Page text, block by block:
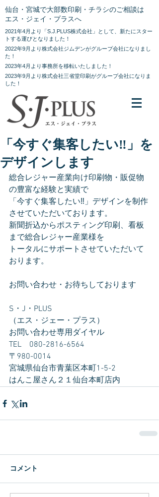
仙台・宮城で大部数印刷・チラシのご相談は
エス・ジェイ・プラスへ
2021年4月より「S.J.PLUS株式会社」として、新たにスター
トする運びとなりました！
2022年9月より株式会社ジムデンがグループ会社になりまし
た！
2023年4月より事務所を移転いたしました！
2023年9月より株式会社三省堂印刷がグループ会社になりま
した！
「今すぐ集客したい‼」を
デザインします
総合レジャー産業向け印刷物・販促物
の豊富な経験と実績で
「今すぐ集客したい‼」デザインを制作
させていただいております。
新聞折込からポスティング印刷、看板
まで総合レジャー産業様を
トータルにサポートさせていただいて
おります。
お問い合わせ・お待ちしております
S・J・PLUS
（エス・ジェー・プラス）
お問い合わせ専用ダイヤル
TEL　080-2816-6564
〒980-0014
宮城県仙台市青葉区本町1-5-2
はんこ屋さん２１仙台本町店内
コメント